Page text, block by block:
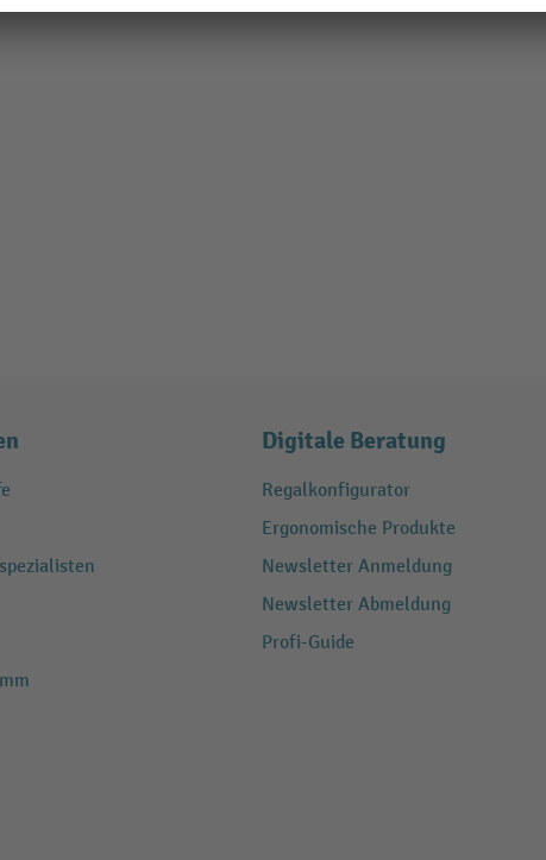
Digitale Beratung
Regalkonfigurator
Ergonomische Produkte
Newsletter Anmeldung
Newsletter Abmeldung
Profi-Guide